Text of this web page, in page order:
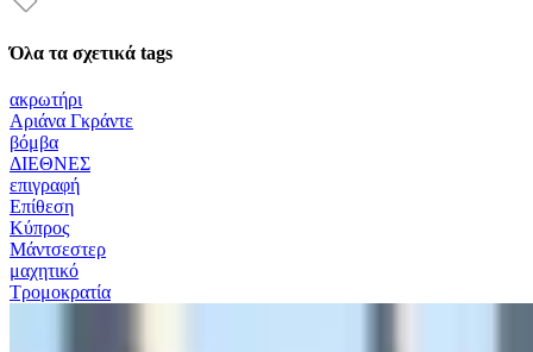
Όλα τα σχετικά tags
ακρωτήρι
Αριάνα Γκράντε
βόμβα
ΔΙΕΘΝΕΣ
επιγραφή
Επίθεση
Κύπρος
Μάντσεστερ
μαχητικό
Τρομοκρατία